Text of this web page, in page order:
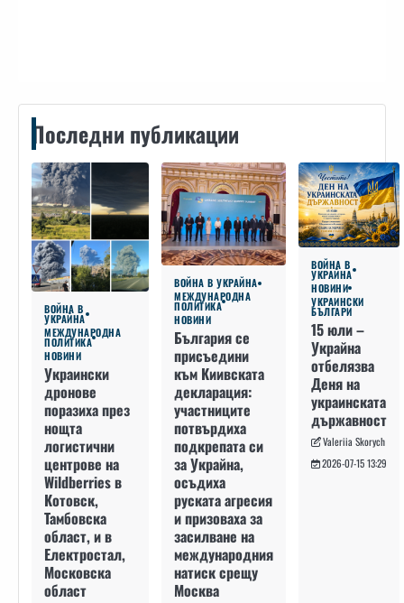
Последни публикации
ВОЙНА В
УКРАЙНА
МЕЖДУНАРОДНА
ПОЛИТИКА
НОВИНИ
Украински
дронове
поразиха през
нощта
логистични
центрове на
Wildberries в
Котовск,
Тамбовска
област, и в
Електростал,
Московска
област
ВОЙНА В УКРАЙНА
МЕЖДУНАРОДНА
ПОЛИТИКА
НОВИНИ
България се
присъедини
към Киивската
декларация:
участниците
потвърдиха
подкрепата си
за Украйна,
осъдиха
руската агресия
и призоваха за
засилване на
международния
натиск срещу
Москва
ВОЙНА В
УКРАЙНА
НОВИНИ
УКРАИНСКИ
БЪЛГАРИ
15 юли –
Украйна
отбелязва
Деня на
украинската
държавност
Valeriia Skorych
2026-07-15 13:29